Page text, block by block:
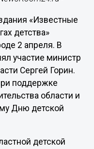
«Известные
детства»
2 апреля. В
участие министр
Сергей Горин.
поддержке
области и
Дню детской
детской